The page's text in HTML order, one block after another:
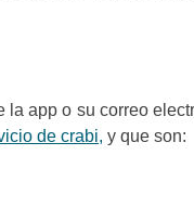
la app o su correo
de crabi, y que son: